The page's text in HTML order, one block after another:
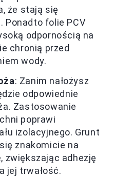
że stają się
Ponadto folie PCV
odpornością na
chronią przed
wody.
: Zanim nałożysz
odpowiednie
Zastosowanie
poprawi
izolacyjnego. Grunt
znakomicie na
zwiększając adhezję
jej trwałość.